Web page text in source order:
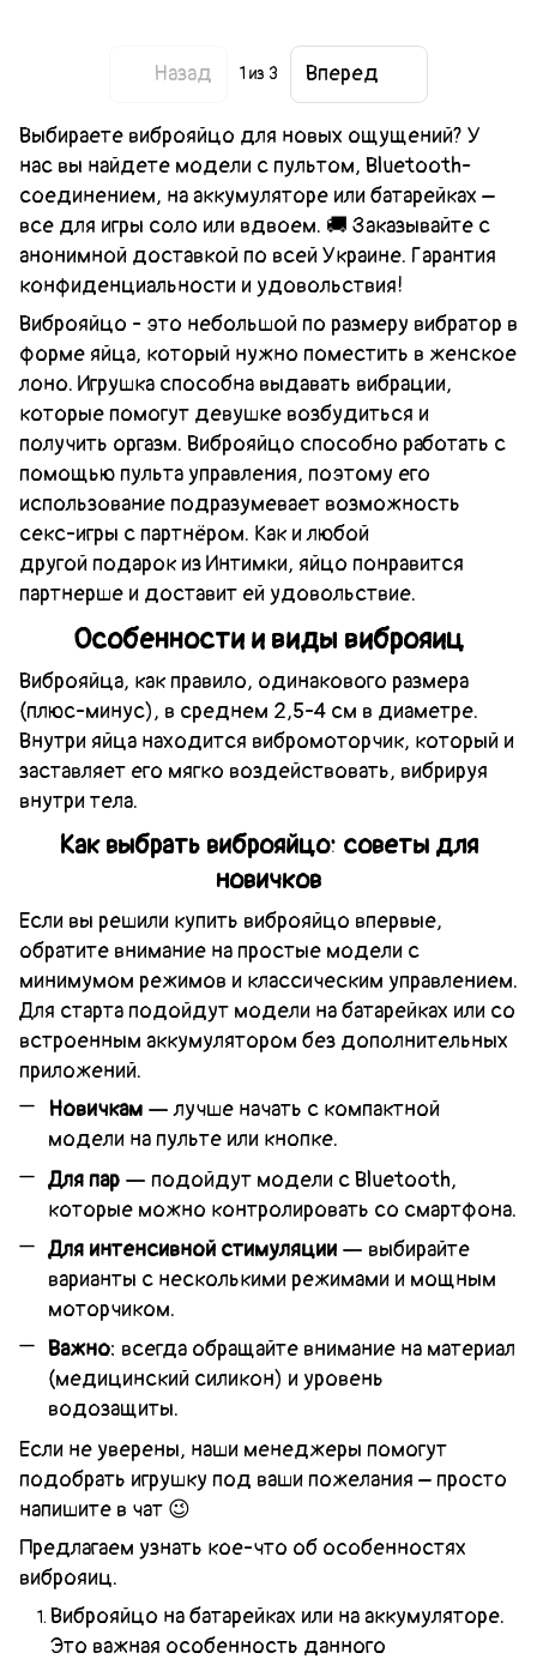
Назад 1 из 3 Вперед
Выбираете виброяйцо для новых ощущений? У
нас вы найдете модели с пультом, Bluetooth-
соединением, на аккумуляторе или батарейках –
все для игры соло или вдвоем. 🚚 Заказывайте с
анонимной доставкой по всей Украине. Гарантия
конфиденциальности и удовольствия!
Виброяйцо - это небольшой по размеру вибратор в
форме яйца, который нужно поместить в женское
лоно. Игрушка способна выдавать вибрации,
которые помогут девушке возбудиться и
получить оргазм. Виброяйцо способно работать с
помощью пульта управления, поэтому его
использование подразумевает возможность
секс-игры с партнёром. Как и любой
другой подарок из Интимки, яйцо понравится
партнерше и доставит ей удовольствие.
Особенности и виды виброяиц
Виброяйца, как правило, одинакового размера
(плюс-минус), в среднем 2,5-4 см в диаметре.
Внутри яйца находится вибромоторчик, который и
заставляет его мягко воздействовать, вибрируя
внутри тела.
Как выбрать виброяйцо: советы для
новичков
Если вы решили купить виброяйцо впервые,
обратите внимание на простые модели с
минимумом режимов и классическим управлением.
Для старта подойдут модели на батарейках или со
встроенным аккумулятором без дополнительных
приложений.
Новичкам — лучше начать с компактной
модели на пульте или кнопке.
Для пар — подойдут модели с Bluetooth,
которые можно контролировать со смартфона.
Для интенсивной стимуляции — выбирайте
варианты с несколькими режимами и мощным
моторчиком.
Важно: всегда обращайте внимание на материал
(медицинский силикон) и уровень
водозащиты.
Если не уверены, наши менеджеры помогут
подобрать игрушку под ваши пожелания – просто
напишите в чат 😉
Предлагаем узнать кое-что об особенностях
виброяиц.
Виброяйцо на батарейках или на аккумуляторе.
Это важная особенность данного